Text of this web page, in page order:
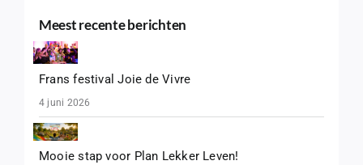
Meest recente berichten
Frans festival Joie de Vivre
4 juni 2026
Mooie stap voor Plan Lekker Leven!